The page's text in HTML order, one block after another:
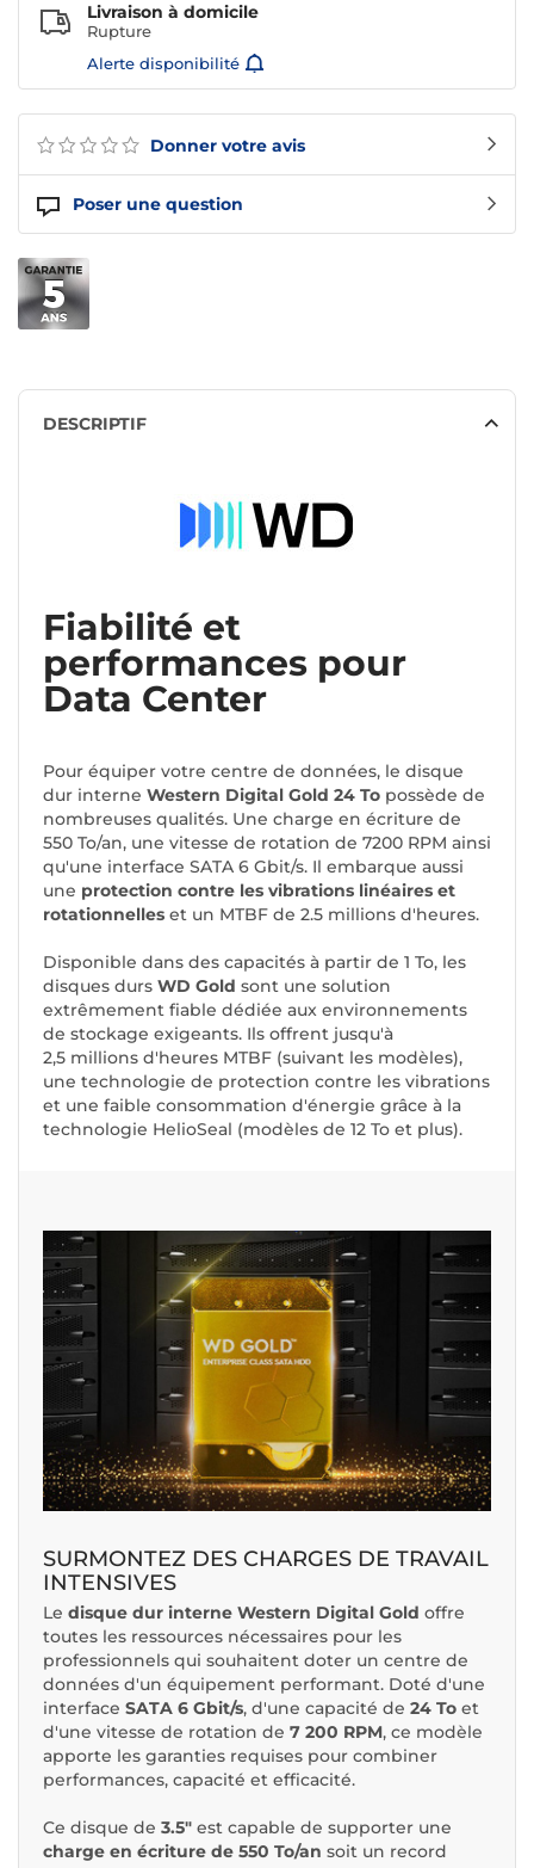
Donner votre avis
Poser une question
Livraison à domicile
Rupture
Alerte disponibilité
DESCRIPTIF
Fiabilité et
performances pour
Data Center
Pour équiper votre centre de données, le disque
dur interne Western Digital Gold 24 To possède de
nombreuses qualités. Une charge en écriture de
550 To/an, une vitesse de rotation de 7200 RPM ainsi
qu'une interface SATA 6 Gbit/s. Il embarque aussi
une protection contre les vibrations linéaires et
rotationnelles et un MTBF de 2.5 millions d'heures.
Disponible dans des capacités à partir de 1 To, les
disques durs WD Gold sont une solution
extrêmement fiable dédiée aux environnements
de stockage exigeants. Ils offrent jusqu'à
2,5 millions d'heures MTBF (suivant les modèles),
une technologie de protection contre les vibrations
et une faible consommation d'énergie grâce à la
technologie HelioSeal (modèles de 12 To et plus).
SURMONTEZ DES CHARGES DE TRAVAIL
INTENSIVES
Le disque dur interne Western Digital Gold offre
toutes les ressources nécessaires pour les
professionnels qui souhaitent doter un centre de
données d'un équipement performant. Doté d'une
interface SATA 6 Gbit/s, d'une capacité de 24 To et
d'une vitesse de rotation de 7 200 RPM, ce modèle
apporte les garanties requises pour combiner
performances, capacité et efficacité.
Ce disque de 3.5" est capable de supporter une
charge en écriture de 550 To/an soit un record